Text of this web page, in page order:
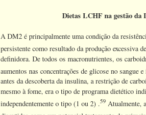
Dietas LCHF na gestão da
A DM2 é principalmente uma condição da
persistente como resultado da produção excessiva
definidora. De todos os macronutrientes, os
aumentos nas concentrações de glicose no sangue
antes da descoberta da insulina, a restrição de
mesmo à fome, era o tipo de programa dietético
independentemente o tipo (1 ou 2) .59 Atualmente,